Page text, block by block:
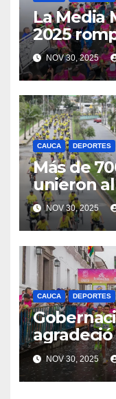
La Media
2025
dinamiza
regional
NOV 30, 2025
CAUCA DEPORTES
Más de
unieron
bicicleta
NOV 30, 2025
CAUCA DEPORTES
agradeció
cívico de
2025
NOV 30, 2025